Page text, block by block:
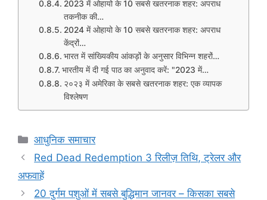
2023 में ओहायो के 10 सबसे खतरनाक शहर: अपराध
तकनीक की…
2024 में ओहायो के 10 सबसे खतरनाक शहर: अपराध
केंद्रों…
भारत में सांख्यिकीय आंकड़ों के अनुसार विभिन्न शहरों…
भारतीय में दी गई पाठ का अनुवाद करें: "2023 में…
२०२३ में अमेरिका के सबसे खतरनाक शहर: एक व्यापक
विश्लेषण
Categories
आधुनिक समाचार
Red Dead Redemption 3 रिलीज़ तिथि, ट्रेलर और
अफवाहें
20 दुर्गम पशुओं में सबसे बुद्धिमान जानवर – किसका सबसे